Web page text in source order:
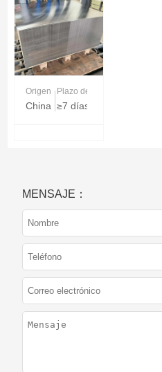
Origen
China
Plazo de entrega
≥7 días
MENSAJE：